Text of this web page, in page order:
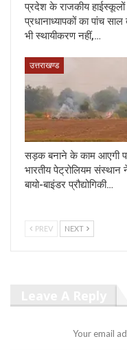
प्रदेश के राजकीय
प्रधानाध्यापकों का पांच साल
भी स्थायीकरण नहीं,…
उत्तराखण्ड
सड़क बनाने के काम आएगी
भारतीय पेट्रोलियम संस्थान
बायो-बाइंडर प्रौद्योगिकी…
PREV NEXT
Your email